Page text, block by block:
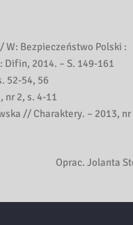
Bezpieczeństwo Polski :
Difin, 2014. – S. 149-161
52-54, 56
nr 2, s. 4-11
// Charaktery. – 2013, nr
Oprac. Jolanta